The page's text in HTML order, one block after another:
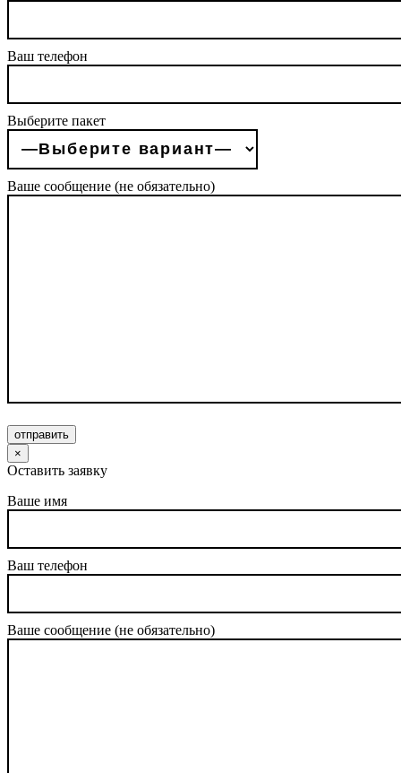
Ваш телефон
Выберите пакет
Ваше сообщение (не обязательно)
отправить
×
Оставить заявку
Ваше имя
Ваш телефон
Ваше сообщение (не обязательно)